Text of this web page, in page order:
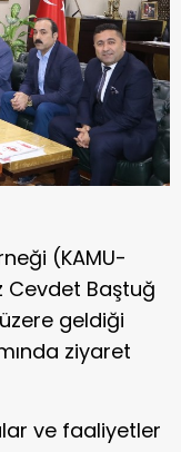
(KAMU-
Cevdet Baştuğ
geldiği
ziyaret
ve faaliyetler